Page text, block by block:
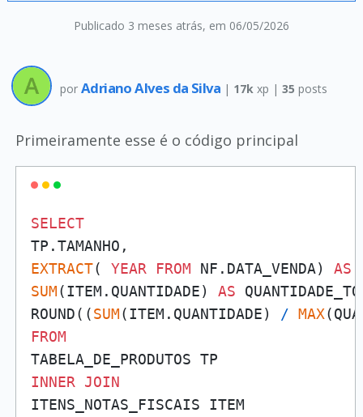
Publicado 3 meses atrás, em 06/05/2026
por Adriano Alves da Silva | 17k xp |35 posts
Primeiramente esse é o código principal
SELECT
EXTRACT( YEAR FROM NF.DATA_VENDA) AS
SUM(ITEM.QUANTIDADE) AS
ROUND((SUM(ITEM.QUANTIDADE) / MAX
FROM
INNER
JOIN